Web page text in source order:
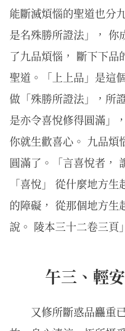
能斷滅煩惱的聖道也分
是名殊勝所證法」， 你
了九品煩惱， 斷下下品
聖道。「上上品」是這
做「殊勝所證法」，所
是亦令喜悅修得圓滿」
你就生歡喜心。 九品煩
圓滿了。「言喜悅者，
「喜悅」 從什麼地方
的障礙， 從那個地方生
說。 陵本三十二卷三頁
午三、輕
又修所斷惑品麤重